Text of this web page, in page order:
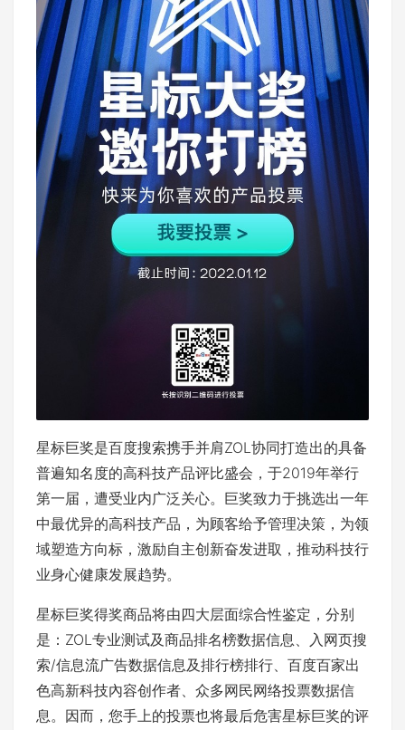
星标巨奖是百度搜索携手并肩ZOL协同打造出的具备
普遍知名度的高科技产品评比盛会，于2019年举行
第一届，遭受业内广泛关心。巨奖致力于挑选出一年
中最优异的高科技产品，为顾客给予管理决策，为领
域塑造方向标，激励自主创新奋发进取，推动科技行
业身心健康发展趋势。
星标巨奖得奖商品将由四大层面综合性鉴定，分别
是：ZOL专业测试及商品排名榜数据信息、入网页搜
索/信息流广告数据信息及排行榜排行、百度百家出
色高新科技內容创作者、众多网民网络投票数据信
息。因而，您手上的投票也将最后危害星标巨奖的评